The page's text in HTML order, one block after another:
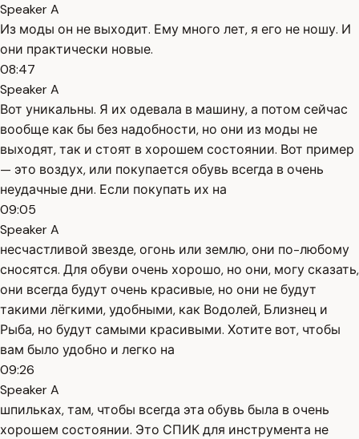
Speaker A
Из моды он не выходит. Ему много лет, я его не ношу. И
они практически новые.
08:47
Speaker A
Вот уникальны. Я их одевала в машину, а потом сейчас
вообще как бы без надобности, но они из моды не
выходят, так и стоят в хорошем состоянии. Вот пример
— это воздух, или покупается обувь всегда в очень
неудачные дни. Если покупать их на
09:05
Speaker A
несчастливой звезде, огонь или землю, они по-любому
сносятся. Для обуви очень хорошо, но они, могу сказать,
они всегда будут очень красивые, но они не будут
такими лёгкими, удобными, как Водолей, Близнец и
Рыба, но будут самыми красивыми. Хотите вот, чтобы
вам было удобно и легко на
09:26
Speaker A
шпильках, там, чтобы всегда эта обувь была в очень
хорошем состоянии. Это СПИК для инструмента не